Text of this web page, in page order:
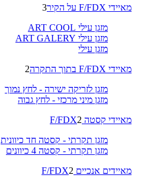
מאיידי F/FDX על הקיר
3
מזגן עילי ART COOL
מזגן עילי ART GALERY
מזגן עילי
מאיידי F/FDX בתוך התקרה
2
מזגן לזריקה ישירה - לחץ נמוך
מזגן מיני מרכזי - לחץ גבוה
מאיידי קסטה F/FDX 2
מזגן תקרתי - קסטה חד כיוונית
מזגן תקרתי - קסטה 4 כיוונים
מאיידים אנכיים F/FDX 2